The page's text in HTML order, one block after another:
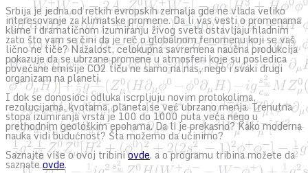
Srbija je jedna od retkih evropskih zemalja gde ne vlada veliko
interesovanje za klimatske promene. Da li vas vesti o promenama
klime i dramatičnom izumiranju živog sveta ostavljaju hladnim
zato što vam se čini da je reč o globalnom fenomenu koji se vaš
lično ne tiče? Nažalost, celokupna savremena naučna produkcija
pokazuje da se ubrzane promene u atmosferi koje su posledica
povećane emisije CO2 tiču ne samo na nas, nego i svaki drugi
organizam na planeti.
I dok se donosioci odluka iscrpljuju novim protokolima,
rezolucijama, kvotama, planeta se već ubrzano menja. Trenutna
stopa izumiranja vrsta je 100 do 1000 puta veća nego u
prethodnim geološkim epohama. Da li je prekasno? Kako moderna
nauka vidi budućnost? Šta možemo da učinimo?
Saznajte više o ovoj tribiniovde. a o programu tribina možete da
saznateovde.